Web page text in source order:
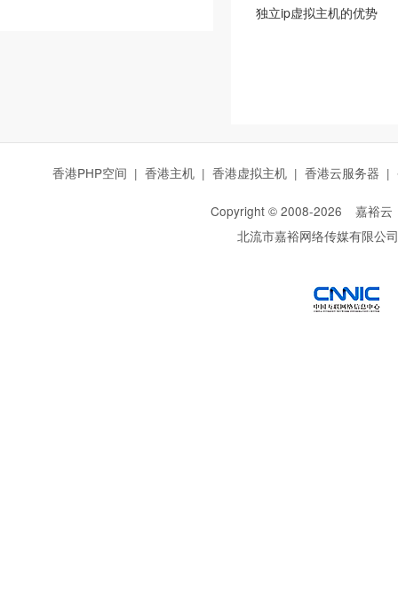
独立ip虚拟主机的优势
香港PHP空间 | 香港主机 | 香港虚拟主机 | 香港云服务器 |
Copyright © 2008-2026 嘉裕云
北流市嘉裕网络传媒有限公司